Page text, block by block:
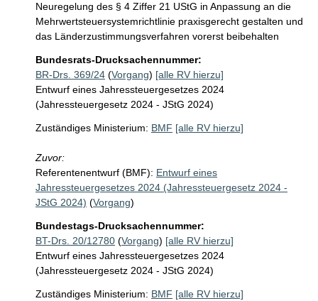
Neuregelung des § 4 Ziffer 21 UStG in Anpassung an die
Mehrwertsteuersystemrichtlinie praxisgerecht gestalten und
das Länderzustimmungsverfahren vorerst beibehalten
Bundesrats-Drucksachennummer:
BR-Drs. 369/24 (Vorgang) [alle RV hierzu]
Entwurf eines Jahressteuergesetzes 2024
(Jahressteuergesetz 2024 - JStG 2024)
Zuständiges Ministerium: BMF [alle RV hierzu]
Zuvor:
Referentenentwurf (BMF): Entwurf eines
Jahressteuergesetzes 2024 (Jahressteuergesetz 2024 -
JStG 2024) (Vorgang)
Bundestags-Drucksachennummer:
BT-Drs. 20/12780 (Vorgang) [alle RV hierzu]
Entwurf eines Jahressteuergesetzes 2024
(Jahressteuergesetz 2024 - JStG 2024)
Zuständiges Ministerium: BMF [alle RV hierzu]